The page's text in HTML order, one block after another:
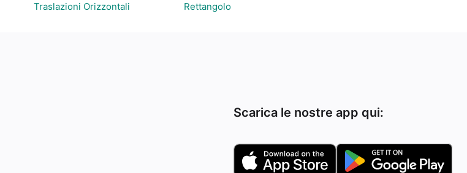
Traslazioni Orizzontali
Rettangolo
Scarica le nostre app qui: